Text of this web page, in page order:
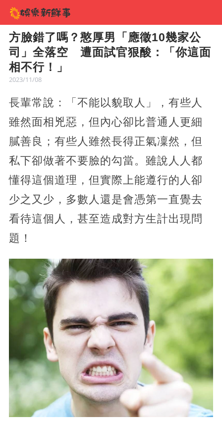
方臉錯了嗎？憨厚男「應徵10幾家公
司」全落空 遭面試官狠酸：「你這面
相不行！」
2023/11/08
長輩常說：「不能以貌取人」，有些人
雖然面相兇惡，但內心卻比普通人更細
膩善良；有些人雖然長得正氣凜然，但
私下卻做著不要臉的勾當。雖說人人都
懂得這個道理，但實際上能遵行的人卻
少之又少，多數人還是會憑第一直覺去
看待這個人，甚至造成對方生計出現問
題！